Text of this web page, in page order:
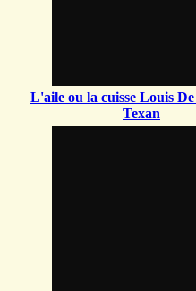
L'aile ou la cuisse Louis De
Texan